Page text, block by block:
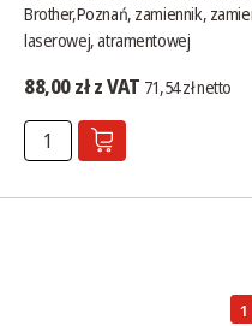
Brother,Poznań, zamiennik,
laserowej, atramentowej
88,00 zł z VAT 71,54 zł netto
1